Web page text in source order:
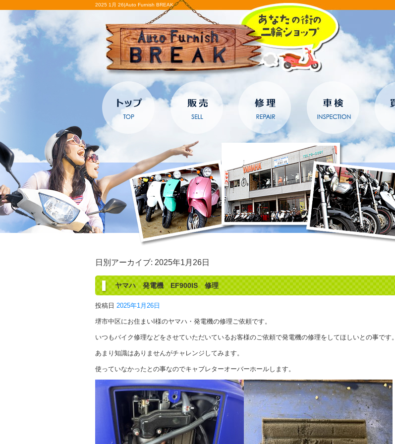
2025 1月 26|Auto Furnish BREAK
日別アーカイブ: 2025年1月26日
ヤマハ 発電機 EF900IS 修理
投稿日 2025年1月26日
堺市中区にお住まいI様のヤマハ・発電機の修理ご依頼です。
いつもバイク修理などをさせていただいているお客様のご依頼で発電機の修理をしてほしいとの事です。
あまり知識はありませんがチャレンジしてみます。
使っていなかったとの事なのでキャブレターオーバーホールします。